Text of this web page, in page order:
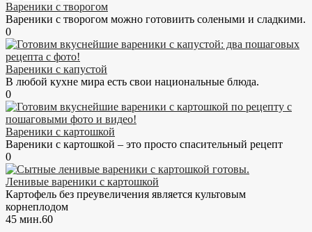
Вареники с творогом
Вареники с творогом можно готовиить солеными и сладкими.
0
Вареники с капустой
В любой кухне мира есть свои национальные блюда.
0
Вареники с картошкой
Вареники с картошкой – это просто спасительный рецепт
0
Ленивые вареники с картошкой
Картофель без преувеличения является культовым
корнеплодом
45 мин.60